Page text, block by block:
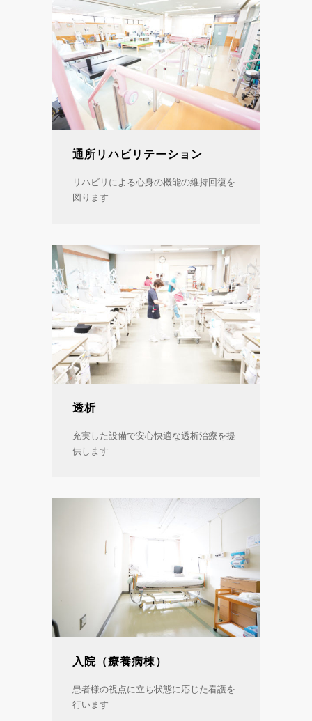
通所リハビリテーション
リハビリによる心身の機能の維持回復を
図ります
透析
充実した設備で安心快適な透析治療を提
供します
入院（療養病棟）
患者様の視点に立ち状態に応じた看護を
行います